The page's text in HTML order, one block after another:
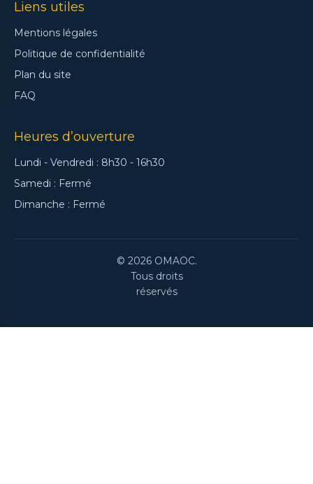
Liens utiles
Mentions légales
Politique de confidentialité
Plan du site
FAQ
Heures d’ouverture
Lundi - Vendredi : 8h30 - 16h30
Samedi : Fermé
Dimanche : Fermé
© 2026 OMAOC.
Tous droits
réservés